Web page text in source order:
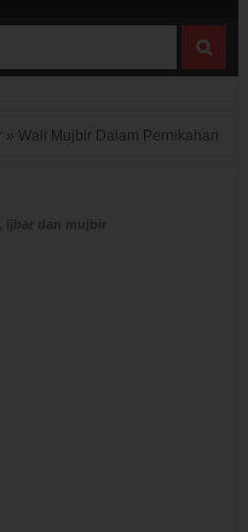
» Wali Mujbir Dalam Pernikahan